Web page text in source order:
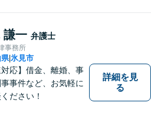
謙一 弁護士
事務所
| 氷見市
対応】借金、離婚、事
事件など、お気軽に
ださい！
詳細を見
る